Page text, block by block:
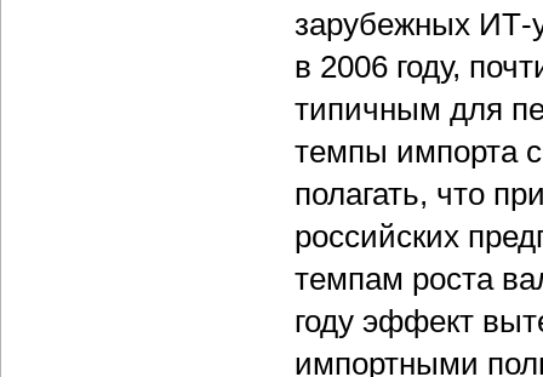
зарубежных ИТ-
в 2006 году,
типичным для
темпы импорта
полагать, что
российских
темпам роста
году эффект
импортными